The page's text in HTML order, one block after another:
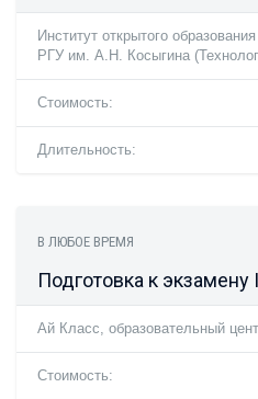
Институт открытого
РГУ им. А.Н. Косыгина
Стоимость:
Длительность:
В ЛЮБОЕ ВРЕМЯ
Подготовка к экзамену
Ай Класс, образовательный
Стоимость: